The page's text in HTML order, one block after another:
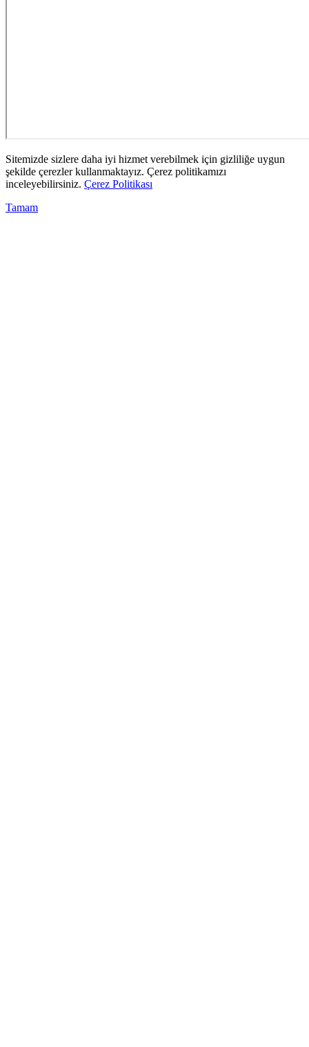
Sitemizde sizlere daha iyi hizmet verebilmek için gizliliğe uygun
şekilde çerezler kullanmaktayız. Çerez politikamızı
inceleyebilirsiniz. Çerez Politikası
Tamam